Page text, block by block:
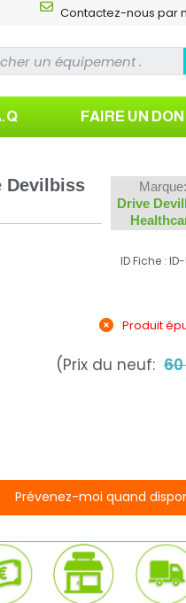
Contactez-nous par
FAIRE UN DON
Devilbiss
Marque:
Drive
ID Fiche :
Produit
(Prix du neuf:
Prévenez-moi quand